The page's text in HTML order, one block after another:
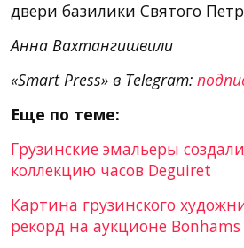
двери базилики Святого
Анна Вахтангишвили
«Smart Press» в Telegram:
Еще по теме:
Грузинские эмальеры
коллекцию часов Deguiret
Картина грузинского
рекорд на аукционе Bonhams